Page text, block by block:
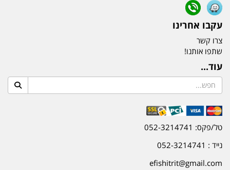
עקבו אחרינו
צרו קשר
שתפו אותנו!
עוד...
טל/פקס: 052-3214741
נייד : 052-3214741
efishitrit@gmail.com